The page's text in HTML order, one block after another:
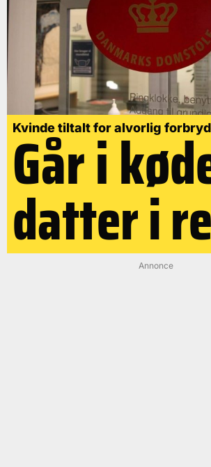
Kvinde tiltalt for alvorlig
Går i
datter i
Annonce